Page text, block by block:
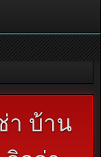
ทร. 081-811-1138
ลิกที่นี่
า บ้าน